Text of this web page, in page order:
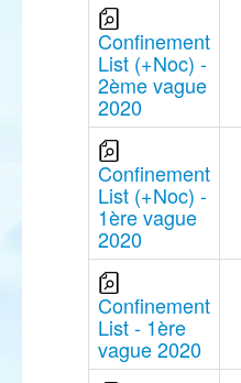
Confinement
List (+Noc) -
2ème vague
2020
Confinement
List (+Noc) -
1ère vague
2020
Confinement
List - 1ère
vague 2020